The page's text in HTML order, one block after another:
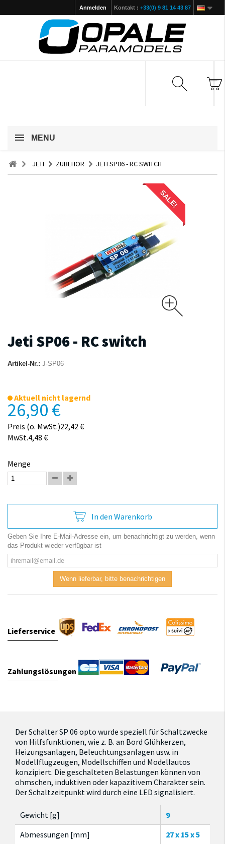
Kontakt : +33(0) 9 81 14 43 87
Anmelden
MENU
JETI ZUBEHÖR JETI SP06 - RC SWITCH
SALE!
Jeti SP06 - RC switch
Artikel-Nr.: J-SP06
Aktuell nicht lagernd
26,90 €
Preis (o. MwSt.)22,42 €
MwSt.4,48 €
Menge
In den Warenkorb
Geben Sie Ihre E-Mail-Adresse ein, um benachrichtigt zu werden, wenn
das Produkt wieder verfügbar ist
Wenn lieferbar, bitte benachrichtigen
Lieferservice
Zahlungslösungen
Der Schalter SP 06 opto wurde speziell für Schaltzwecke
von Hilfsfunktionen, wie z. B. an Bord Glühkerzen,
Heizungsanlagen, Beleuchtungsanlagen usw. in
Modellflugzeugen, Modellschiffen und Modellautos
konzipiert. Die geschalteten Belastungen können von
ohmschen, induktiven oder kapazitivem Charakter sein.
Der Schaltzeitpunkt wird durch eine LED signalisiert.
Gewicht [g]
9
Abmessungen [mm]
27 x 15 x 5